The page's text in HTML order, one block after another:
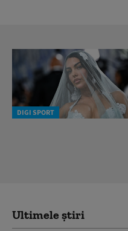
DIGI SPORT
Ultimele știri